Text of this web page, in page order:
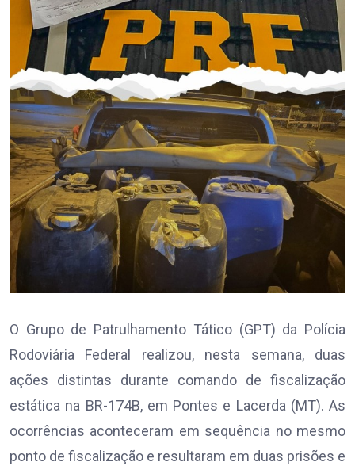
O Grupo de Patrulhamento Tático (GPT) da Polícia
Rodoviária Federal realizou, nesta semana, duas
ações distintas durante comando de fiscalização
estática na BR-174B, em Pontes e Lacerda (MT). As
ocorrências aconteceram em sequência no mesmo
ponto de fiscalização e resultaram em duas prisões e